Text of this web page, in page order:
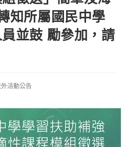
知所屬國民中學
並鼓 勵參加，請
活動公告